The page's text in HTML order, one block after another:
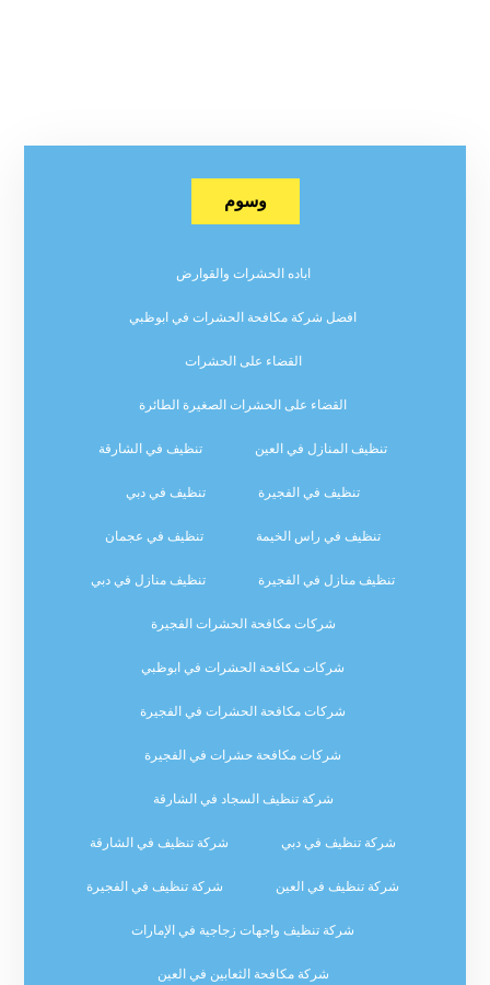
وسوم
اباده الحشرات والقوارض
افضل شركة مكافحة الحشرات في ابوظبي
القضاء على الحشرات
القضاء على الحشرات الصغيرة الطائرة
تنظيف المنازل في العين تنظيف في الشارقة
تنظيف في الفجيرة تنظيف في دبي
تنظيف في راس الخيمة تنظيف في عجمان
تنظيف منازل في الفجيرة تنظيف منازل في دبي
شركات مكافحة الحشرات الفجيرة
شركات مكافحة الحشرات في ابوظبي
شركات مكافحة الحشرات في الفجيرة
شركات مكافحة حشرات في الفجيرة
شركة تنظيف السجاد في الشارقة
شركة تنظيف في دبي شركة تنظيف في الشارقة
شركة تنظيف في العين شركة تنظيف في الفجيرة
شركة تنظيف واجهات زجاجية في الإمارات
شركة مكافحة الثعابين في العين